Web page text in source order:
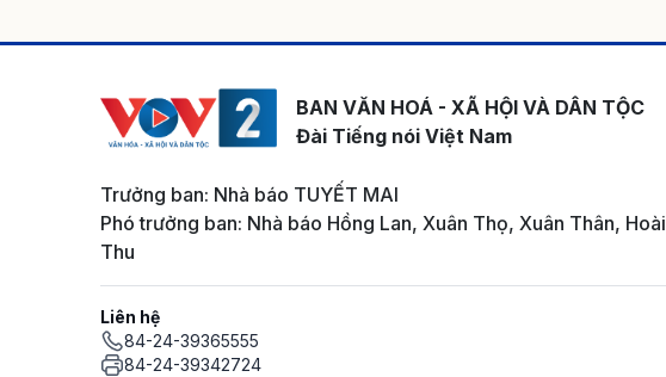
BAN VĂN HOÁ - XÃ HỘI VÀ DÂN TỘC
Đài Tiếng nói Việt Nam
Trưởng ban: Nhà báo TUYẾT MAI
Phó trưởng ban: Nhà báo Hồng Lan, Xuân Thọ, Xuân Thân, Hoài
Thu
Liên hệ
84-24-39365555
84-24-39342724